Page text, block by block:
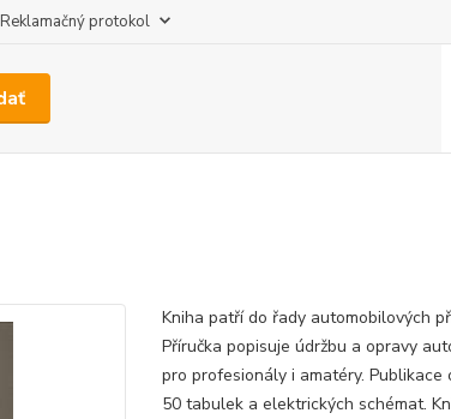
Reklamačný protokol
Kniha patří do řady automobilových
Příručka popisuje údržbu a opravy
pro profesionály i amatéry. Publikace
50 tabulek a elektrických schémat.